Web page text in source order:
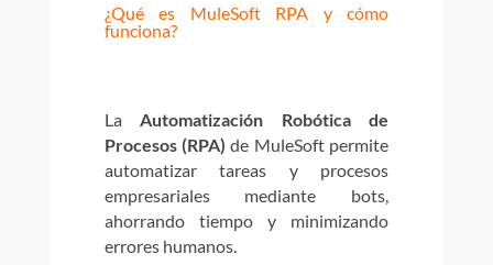
¿Qué es MuleSoft RPA y cómo
funciona?
LaAutomatización Robótica de
Procesos (RPA) de MuleSoft permite
automatizar tareas y procesos
empresariales mediante bots,
ahorrando tiempo y minimizando
errores humanos.